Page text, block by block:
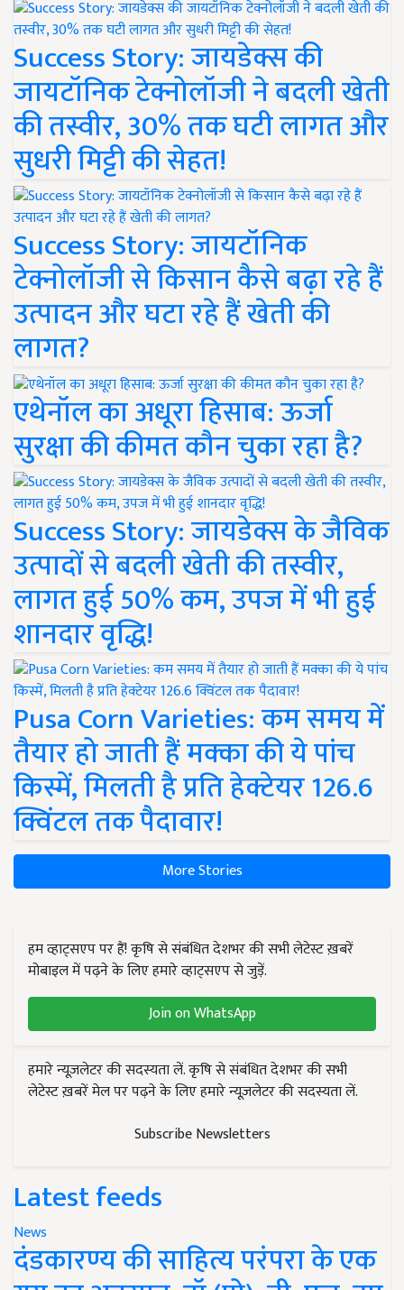
Success Story: जायडेक्स की
जायटॉनिक टेक्नोलॉजी ने बदली खेती
की तस्वीर, 30% तक घटी लागत और
सुधरी मिट्टी की सेहत!
Success Story: जायटॉनिक
टेक्नोलॉजी से किसान कैसे बढ़ा रहे हैं
उत्पादन और घटा रहे हैं खेती की
लागत?
एथेनॉल का अधूरा हिसाब: ऊर्जा
सुरक्षा की कीमत कौन चुका रहा है?
Success Story: जायडेक्स के जैविक
उत्पादों से बदली खेती की तस्वीर,
लागत हुई 50% कम, उपज में भी हुई
शानदार वृद्धि!
Pusa Corn Varieties: कम समय में
तैयार हो जाती हैं मक्का की ये पांच
किस्में, मिलती है प्रति हेक्टेयर 126.6
क्विंटल तक पैदावार!
More Stories
हम व्हाट्सएप पर हैं! कृषि से संबंधित देशभर की सभी लेटेस्ट ख़बरें
मोबाइल में पढ़ने के लिए हमारे व्हाट्सएप से जुड़ें.
Join on WhatsApp
हमारे न्यूज़लेटर की सदस्यता लें. कृषि से संबंधित देशभर की सभी
लेटेस्ट ख़बरें मेल पर पढ़ने के लिए हमारे न्यूज़लेटर की सदस्यता लें.
Subscribe Newsletters
Latest feeds
News
दंडकारण्य की साहित्य परंपरा के एक